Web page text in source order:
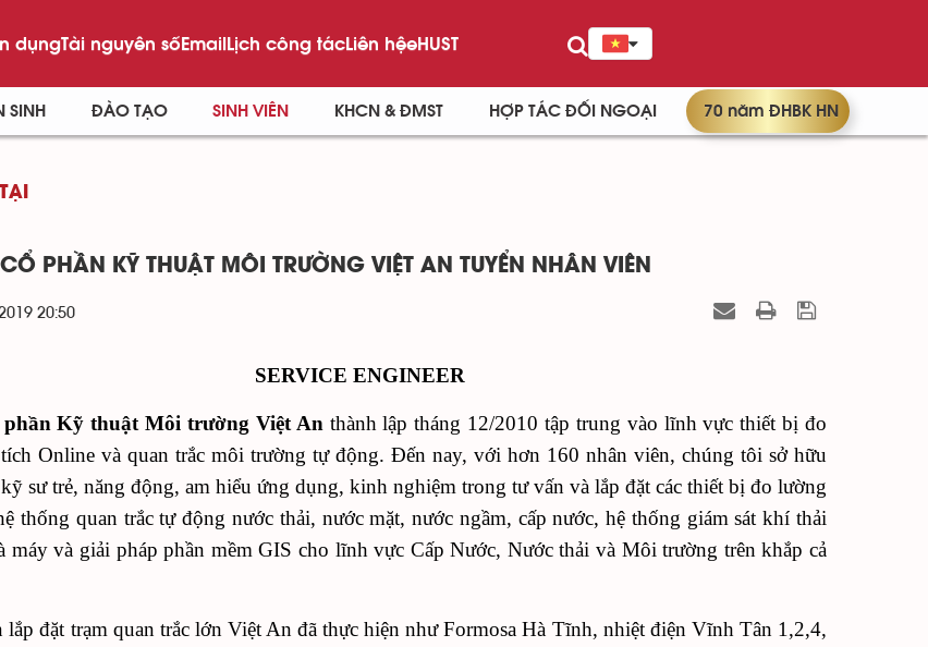
dụngTài nguyên sốEmailLịch công tácLiên hệeHUST
SINH ĐÀO TẠO SINH VIÊN KHCN & ĐMST HỢP TÁC ĐỐI NGOẠI 70 năm ĐHBK HN
PHẦN KỸ THUẬT MÔI TRƯỜNG VIỆT AN TUYỂN NHÂN VIÊN
20:50
SERVICE ENGINEER
phần Kỹ thuật Môi trường Việt An thành lập tháng 12/2010 tập trung vào lĩnh vực thiết bị đo
Online và quan trắc môi trường tự động. Đến nay, với hơn 160 nhân viên, chúng tôi sở hữu
sư trẻ, năng động, am hiểu ứng dụng, kinh nghiệm trong tư vấn và lắp đặt các thiết bị đo lường
thống quan trắc tự động nước thải, nước mặt, nước ngầm, cấp nước, hệ thống giám sát khí thải
máy và giải pháp phần mềm GIS cho lĩnh vực Cấp Nước, Nước thải và Môi trường trên khắp cả
lắp đặt trạm quan trắc lớn Việt An đã thực hiện như Formosa Hà Tĩnh, nhiệt điện Vĩnh Tân 1,2,4,